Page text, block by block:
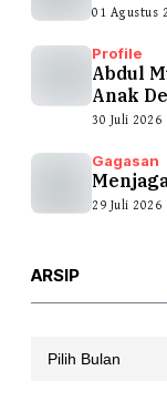
01 Agustus
Profile
Abdul
Anak
30 Juli 2026
Gagasan
29 Juli 2026
ARSIP